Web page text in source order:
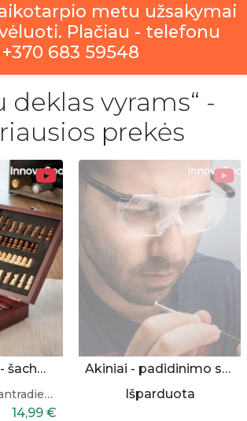
metu užsakymai
Plačiau - telefonu
+370 683 59548
deklas vyrams“ -
prekės
Rinkinys vynui - šachmatai (37 vnt.)
14,99 €
Akiniai - padidinimo stiklai
Išparduota